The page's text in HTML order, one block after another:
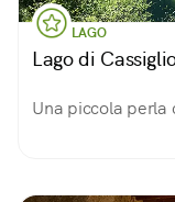
LAGO
Lago di
Una piccola perla